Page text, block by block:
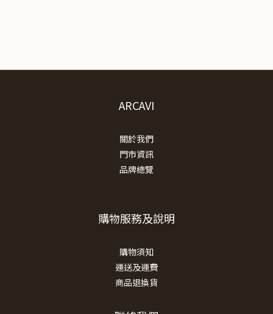
ARCAVI
關於我們
門市資訊
品牌總覽
購物服務及說明
購物須知
運送及運費
商品退換貨